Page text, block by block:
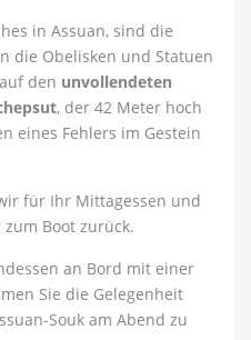
in Assuan, sind die
die Obelisken und Statuen
den unvollendeten
, der 42 Meter hoch
eines Fehlers im Gestein
für Ihr Mittagessen und
Boot zurück.
an Bord mit einer
Sie die Gelegenheit
Souk am Abend zu